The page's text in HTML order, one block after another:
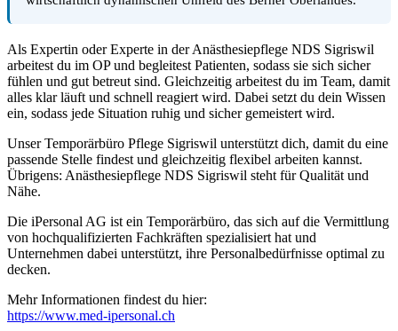
Als Expertin oder Experte in der Anästhesiepflege NDS Sigriswil
arbeitest du im OP und begleitest Patienten, sodass sie sich sicher
fühlen und gut betreut sind. Gleichzeitig arbeitest du im Team, damit
alles klar läuft und schnell reagiert wird. Dabei setzt du dein Wissen
ein, sodass jede Situation ruhig und sicher gemeistert wird.
Unser Temporärbüro Pflege Sigriswil unterstützt dich, damit du eine
passende Stelle findest und gleichzeitig flexibel arbeiten kannst.
Übrigens: Anästhesiepflege NDS Sigriswil steht für Qualität und
Nähe.
Die iPersonal AG ist ein Temporärbüro, das sich auf die Vermittlung
von hochqualifizierten Fachkräften spezialisiert hat und
Unternehmen dabei unterstützt, ihre Personalbedürfnisse optimal zu
decken.
Mehr Informationen findest du hier:
https://www.med-ipersonal.ch